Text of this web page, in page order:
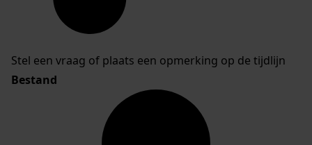
Stel een vraag of plaats een opmerking op de tijdlijn
Bestand